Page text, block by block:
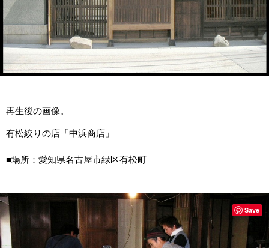
再生後の画像。
有松絞りの店「中浜商店」
■場所：愛知県名古屋市緑区有松町
Save